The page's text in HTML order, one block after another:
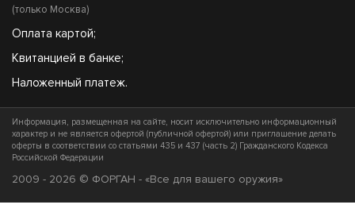
(только Москва)
Оплата картой;
Квитанцией в банке;
Наложенный платеж.
Информация, размещенная на сайте, носит исключительно информационный
характер и не является офертой (публичной офертой) или приглашение делать
оферты в соответствии со статьями 435 и 437 (часть 2) Гражданского Кодекса
Российской Федерации
2009 - 2026 © ФОРГАН - «Все для вашего оружия»